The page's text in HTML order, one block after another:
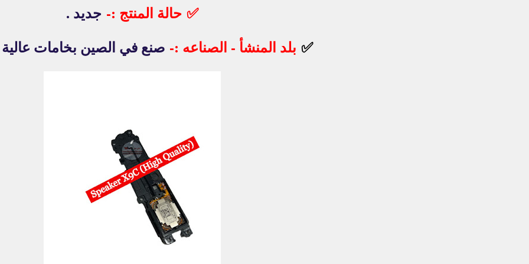
✅ حالة المنتج :- جديد .
✅ بلد المنشأ - الصناعه :- صنع في الصين بخامات عالية